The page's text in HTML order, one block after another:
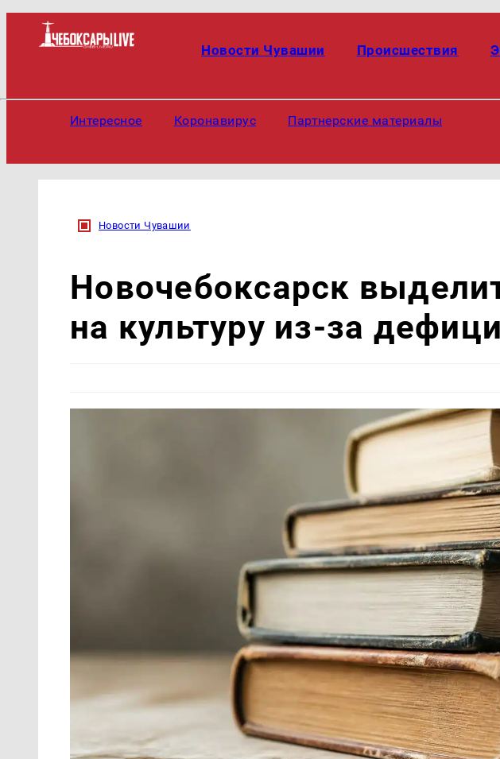
Новости Чувашии Происшествия
Интересное Коронавирус Партнерские материалы
Новости Чувашии
Новочебоксарск
на культуру из-за